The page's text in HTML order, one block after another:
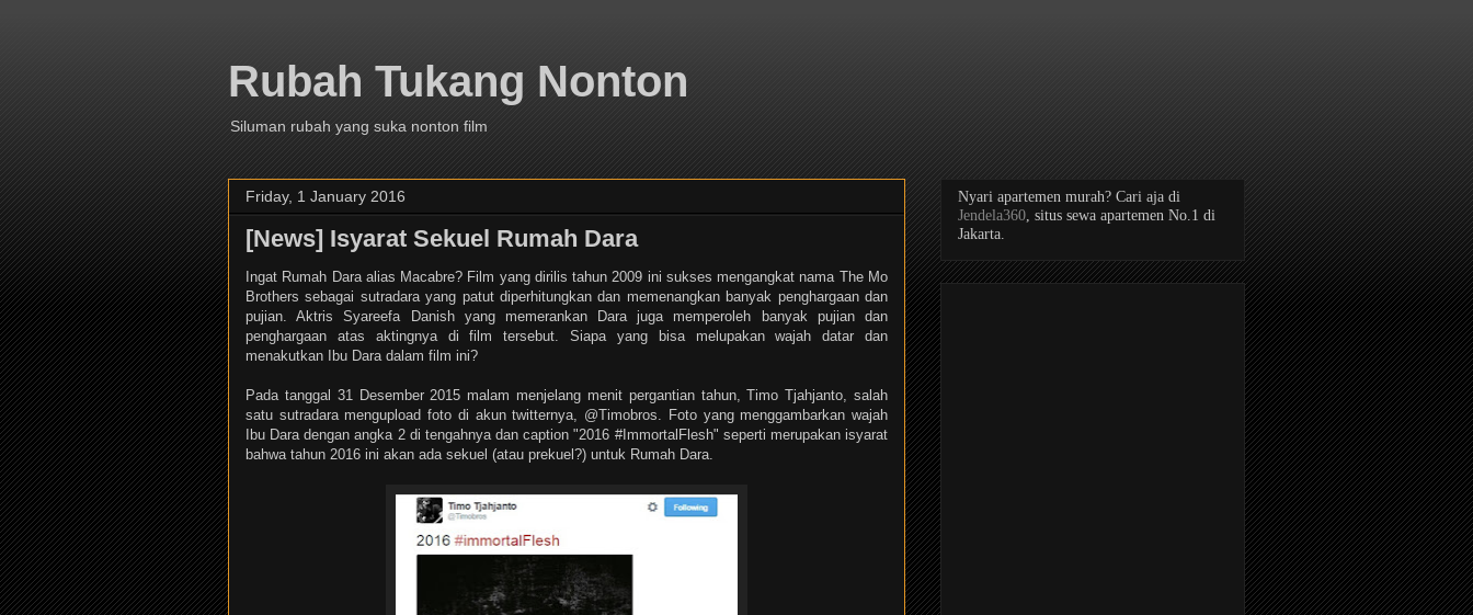
Rubah Tukang Nonton
Siluman rubah yang suka nonton film
Friday, 1 January 2016
[News] Isyarat Sekuel Rumah Dara
Ingat Rumah Dara alias Macabre? Film yang dirilis tahun 2009 ini sukses mengangkat nama The Mo
Brothers sebagai sutradara yang patut diperhitungkan dan memenangkan banyak penghargaan dan
pujian. Aktris Syareefa Danish yang memerankan Dara juga memperoleh banyak pujian dan
penghargaan atas aktingnya di film tersebut. Siapa yang bisa melupakan wajah datar dan
menakutkan Ibu Dara dalam film ini?
Pada tanggal 31 Desember 2015 malam menjelang menit pergantian tahun, Timo Tjahjanto, salah
satu sutradara mengupload foto di akun twitternya, @Timobros. Foto yang menggambarkan wajah
Ibu Dara dengan angka 2 di tengahnya dan caption "2016 #ImmortalFlesh" seperti merupakan isyarat
bahwa tahun 2016 ini akan ada sekuel (atau prekuel?) untuk Rumah Dara.
Nyari apartemen murah? Cari aja di
Jendela360, situs sewa apartemen No.1 di
Jakarta.